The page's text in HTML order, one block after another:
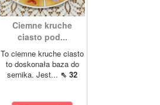
Ciemne kruche
ciasto pod...
To ciemne kruche ciasto
to doskonała baza do
sernika. Jest... ⇖ 32